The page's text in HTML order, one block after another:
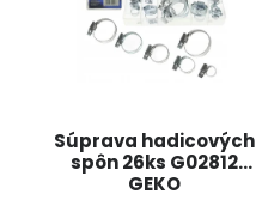
Súprava hadicových
spôn 26ks G02812
GEKO